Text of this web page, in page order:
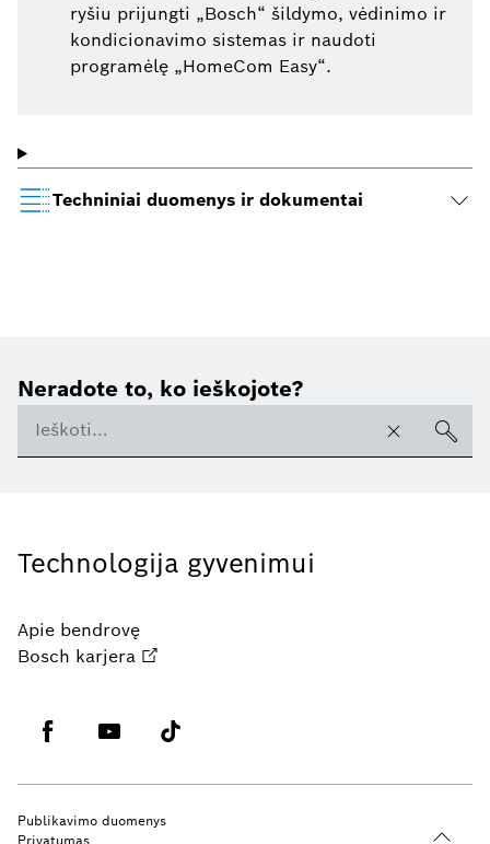
ryšiu prijungti „Bosch“ šildymo, vėdinimo ir
kondicionavimo sistemas ir naudoti
programėlę „HomeCom Easy“.
Techniniai duomenys ir dokumentai
Neradote to, ko ieškojote?
Technologija gyvenimui
Apie bendrovę
Bosch karjera
Publikavimo duomenys
Privatumas